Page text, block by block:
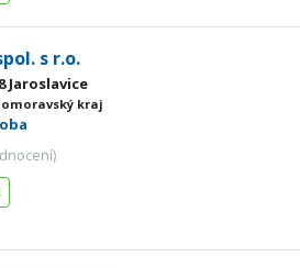
s r.o.
Jaroslavice
kraj